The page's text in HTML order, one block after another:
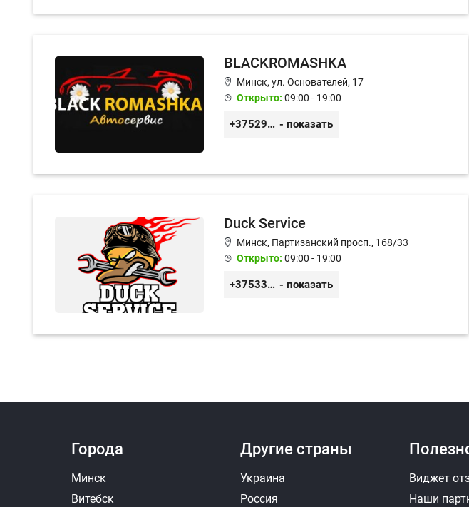
BLACKROMASHKA
Минск, ул. Основателей, 17
Открыто: 09:00 - 19:00
+375296651188 - показать
Duck Service
Минск, Партизанский просп., 168/33
Открыто: 09:00 - 19:00
+375333416710 - показать
Города
Минск
Витебск
Другие страны
Украина
Россия
Виджет
Наши